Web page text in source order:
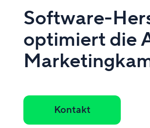
Software-
optimiert die
Kontakt